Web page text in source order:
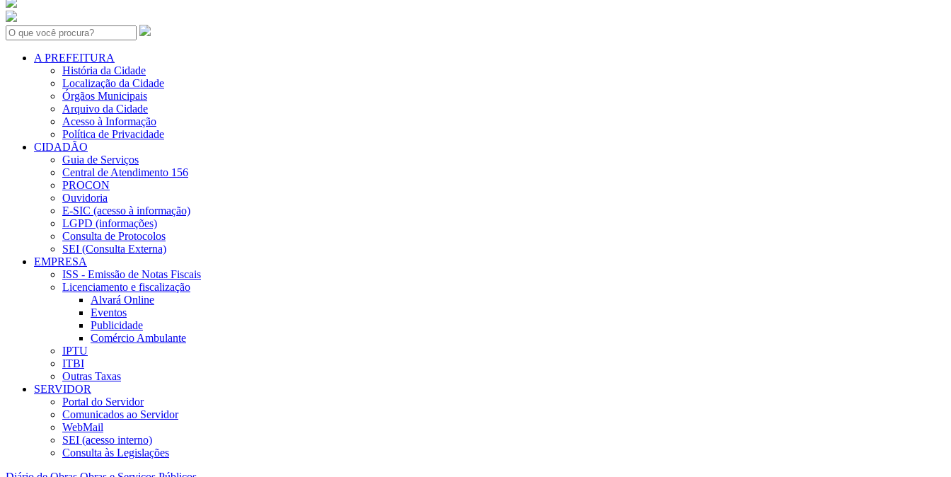
Search:
A PREFEITURA
História da Cidade
Localização da Cidade
Órgãos Municipais
Arquivo da Cidade
Acesso à Informação
Política de Privacidade
CIDADÃO
Guia de Serviços
Central de Atendimento 156
PROCON
Ouvidoria
E-SIC (acesso à informação)
LGPD (informações)
Consulta de Protocolos
SEI (Consulta Externa)
EMPRESA
ISS - Emissão de Notas Fiscais
Licenciamento e fiscalização
Alvará Online
Eventos
Publicidade
Comércio Ambulante
IPTU
ITBI
Outras Taxas
SERVIDOR
Portal do Servidor
Comunicados ao Servidor
WebMail
SEI (acesso interno)
Consulta às Legislações